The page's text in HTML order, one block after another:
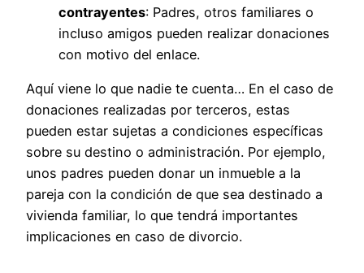
contrayentes: Padres, otros familiares o
incluso amigos pueden realizar donaciones
con motivo del enlace.
Aquí viene lo que nadie te cuenta… En el caso de
donaciones realizadas por terceros, estas
pueden estar sujetas a condiciones específicas
sobre su destino o administración. Por ejemplo,
unos padres pueden donar un inmueble a la
pareja con la condición de que sea destinado a
vivienda familiar, lo que tendrá importantes
implicaciones en caso de divorcio.